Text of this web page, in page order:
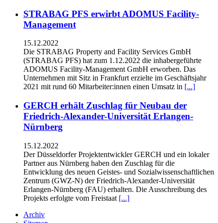
STRABAG PFS erwirbt ADOMUS Facility-
Management
15.12.2022
Die STRABAG Property and Facility Services GmbH
(STRABAG PFS) hat zum 1.12.2022 die inhabergeführte
ADOMUS Facility-Management GmbH erworben. Das
Unternehmen mit Sitz in Frankfurt erzielte im Geschäftsjahr
2021 mit rund 60 Mitarbeiter:innen einen Umsatz in [...]
GERCH erhält Zuschlag für Neubau der
Friedrich-Alexander-Universität Erlangen-
Nürnberg
15.12.2022
Der Düsseldorfer Projektentwickler GERCH und ein lokaler
Partner aus Nürnberg haben den Zuschlag für die
Entwicklung des neuen Geistes- und Sozialwissenschaftlichen
Zentrum (GWZ-N) der Friedrich-Alexander-Universität
Erlangen-Nürnberg (FAU) erhalten. Die Ausschreibung des
Projekts erfolgte vom Freistaat [...]
Archiv